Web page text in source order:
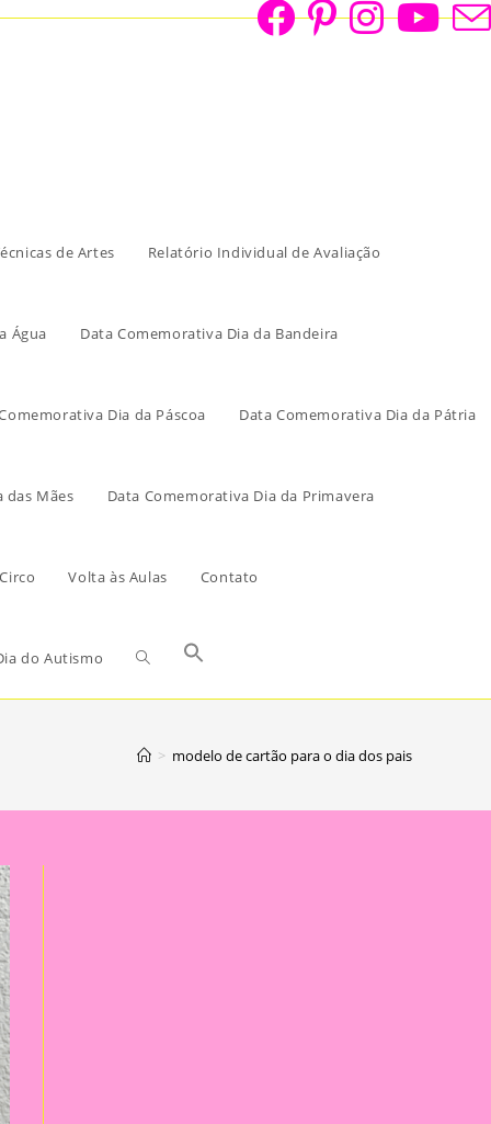
de Artes Relatório Individual de Avaliação
Água Data Comemorativa Dia da Bandeira
Dia da Páscoa Data Comemorativa Dia da Pátria
das Mães Data Comemorativa Dia da Primavera
Volta às Aulas Contato
do Autismo
> modelo de cartão para o dia dos pais